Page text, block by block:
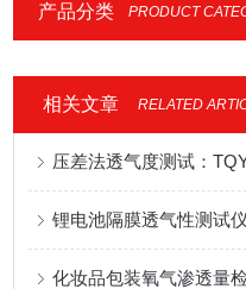
产品分类 PRODUCT
相关文章 RELATED
化妆品包装氧气渗透量